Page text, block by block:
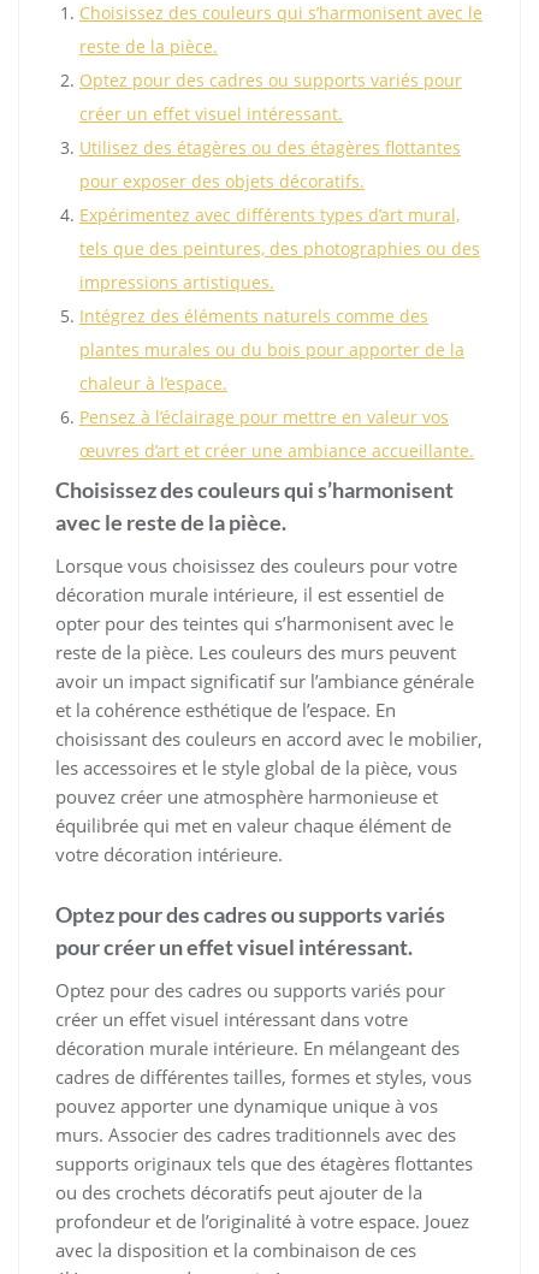
Choisissez des couleurs qui s’harmonisent avec le
reste de la pièce.
Optez pour des cadres ou supports variés pour
créer un effet visuel intéressant.
Utilisez des étagères ou des étagères flottantes
pour exposer des objets décoratifs.
Expérimentez avec différents types d’art mural,
tels que des peintures, des photographies ou des
impressions artistiques.
Intégrez des éléments naturels comme des
plantes murales ou du bois pour apporter de la
chaleur à l’espace.
Pensez à l’éclairage pour mettre en valeur vos
œuvres d’art et créer une ambiance accueillante.
Choisissez des couleurs qui s’harmonisent
avec le reste de la pièce.
Lorsque vous choisissez des couleurs pour votre
décoration murale intérieure, il est essentiel de
opter pour des teintes qui s’harmonisent avec le
reste de la pièce. Les couleurs des murs peuvent
avoir un impact significatif sur l’ambiance générale
et la cohérence esthétique de l’espace. En
choisissant des couleurs en accord avec le mobilier,
les accessoires et le style global de la pièce, vous
pouvez créer une atmosphère harmonieuse et
équilibrée qui met en valeur chaque élément de
votre décoration intérieure.
Optez pour des cadres ou supports variés
pour créer un effet visuel intéressant.
Optez pour des cadres ou supports variés pour
créer un effet visuel intéressant dans votre
décoration murale intérieure. En mélangeant des
cadres de différentes tailles, formes et styles, vous
pouvez apporter une dynamique unique à vos
murs. Associer des cadres traditionnels avec des
supports originaux tels que des étagères flottantes
ou des crochets décoratifs peut ajouter de la
profondeur et de l’originalité à votre espace. Jouez
avec la disposition et la combinaison de ces